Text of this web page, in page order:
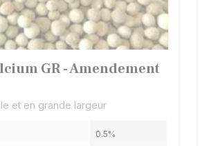
GR - Amendement
et en grande largeur
0.5%